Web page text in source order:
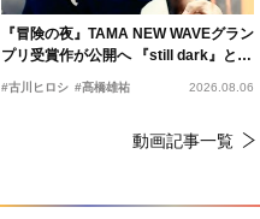
『冒険の夜』TAMA NEW WAVEグラン
プリ受賞作が公開へ 『still dark』と同
#古川ヒロシ #髙橋雄祐 2026.08.06
動画記事一覧